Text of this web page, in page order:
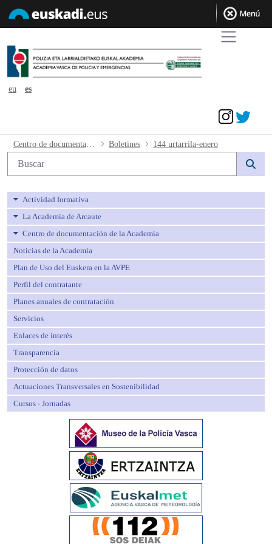
eu
es
144 urtarrila-enero - avpe
Boletines 144 urtarrila-enero
Búsqueda web
Actividad formativa
La Academia de Arcaute
Centro de documentación de la Academia
Noticias de la Academia
Plan de Uso del Euskera en la AVPE
Perfil del contratante
Planes anuales de contratación
Servicios
Enlaces de interés
Transparencia
Protección de datos
Actuaciones Transversales en Sostenibilidad
Cursos - Jornadas